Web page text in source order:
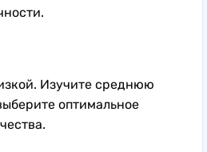
Изучите среднюю
оптимальное